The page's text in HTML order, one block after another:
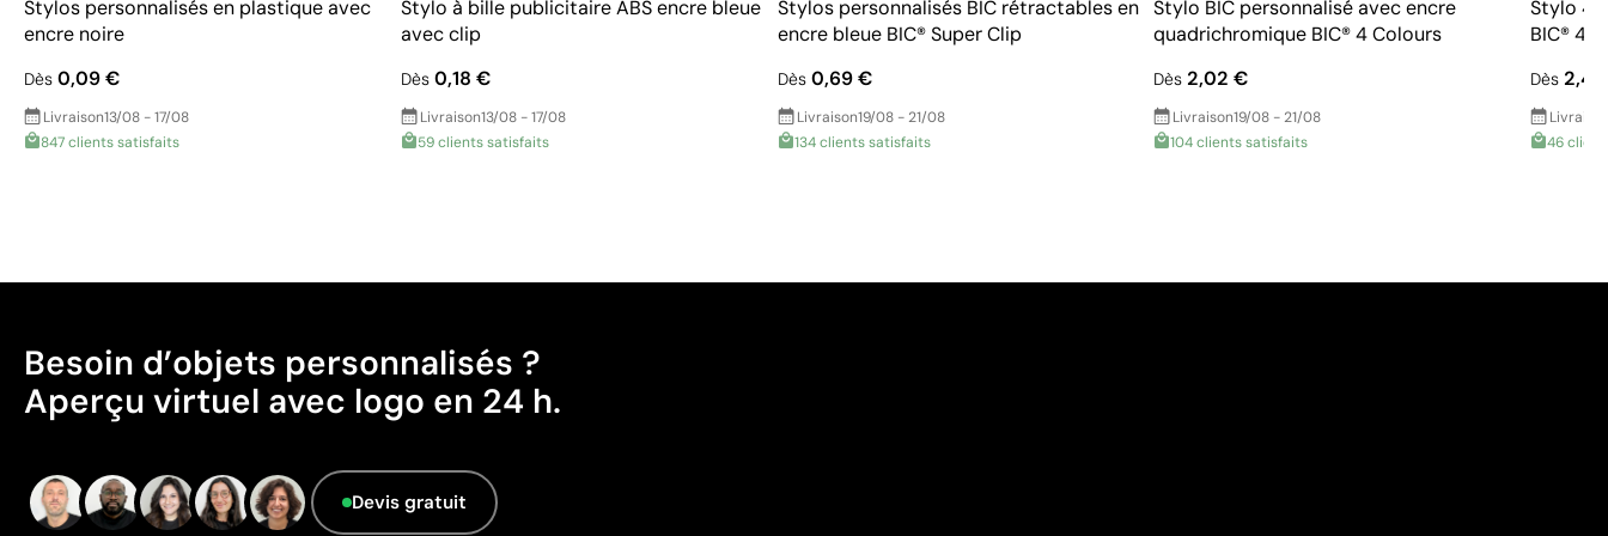
Stylos personnalisés en plastique avec
encre noire
Dès 0,09 €
Livraison13/08 - 17/08
847 clients satisfaits
Stylo à bille publicitaire ABS encre bleue
avec clip
Dès0,18 €
Livraison13/08 - 17/08
59 clients satisfaits
Stylos personnalisés BIC rétractables en
encre bleue BIC® Super Clip
Dès0,69 €
Livraison19/08 - 21/08
134 clients satisfaits
Stylo BIC personnalisé avec encre
quadrichromique BIC® 4 Colours
Dès 2,02 €
Livraison19/08 - 21/08
104 clients satisfaits
Stylo 4
BIC® 4
Dès
46
Besoin d’objets personnalisés ?
Aperçu virtuel avec logo en 24 h.
Devis gratuit